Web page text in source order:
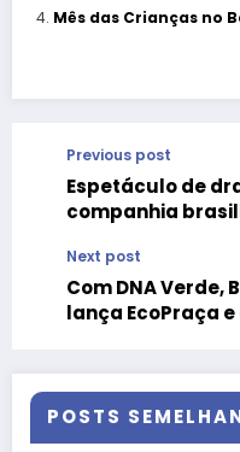
Mês das Crianças no
Previous post
Espetáculo de
companhia
Planaltina
Next post
Com DNA Verde,
lança EcoPraça
POSTS